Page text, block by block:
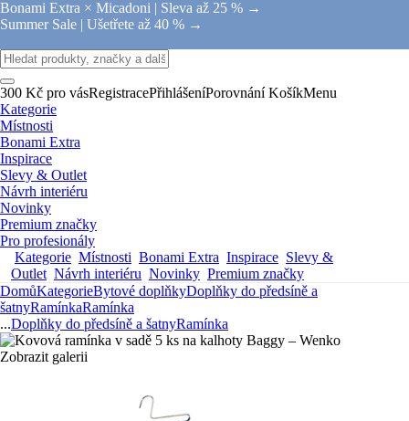
Bonami Extra × Micadoni | Sleva až 25 % →
Summer Sale | Ušetřete až 40 % →
300 Kč pro vásRegistracePřihlášeníPorovnání KošíkMenu
Kategorie
Místnosti
Bonami Extra
Inspirace
Slevy & Outlet
Návrh interiéru
Novinky
Premium značky
Pro profesionály
Kategorie Místnosti Bonami Extra Inspirace Slevy &
Outlet Návrh interiéru Novinky Premium značky
DomůKategorieBytové doplňkyDoplňky do předsíně a
šatnyRamínkaRamínka
...Doplňky do předsíně a šatnyRamínka
Zobrazit galerii